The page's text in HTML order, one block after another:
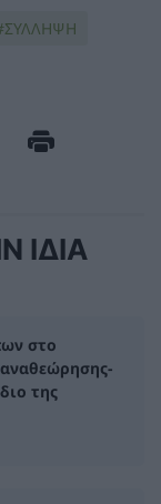
ΣΥΛΛΗΨΗ
ΙΔΙΑ
στο
της